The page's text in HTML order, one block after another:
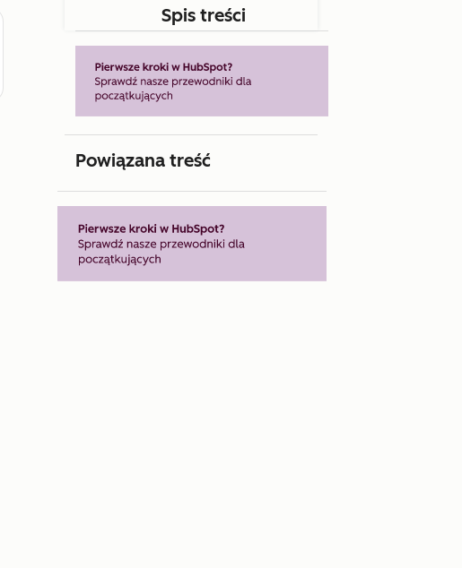
Spis treści
Powiązana treść